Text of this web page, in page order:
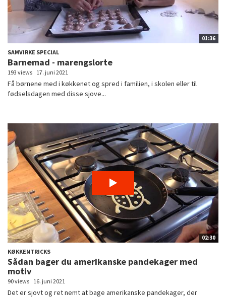
01:36
SAMVIRKE SPECIAL
Barnemad - marengslorte
193 views 17. juni 2021
Få børnene med i køkkenet og spred i familien, i skolen eller til
fødselsdagen med disse sjove...
02:30
KØKKENTRICKS
Sådan bager du amerikanske pandekager med
motiv
90 views 16. juni 2021
Det er sjovt og ret nemt at bage amerikanske pandekager, der